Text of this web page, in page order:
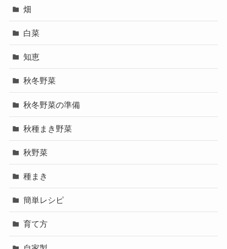
畑
白菜
知恵
秋冬野菜
秋冬野菜の準備
秋種まき野菜
秋野菜
種まき
簡単レシピ
育て方